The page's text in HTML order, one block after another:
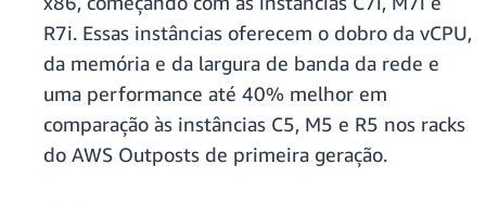
R7i. Essas instâncias oferecem o dobro da vCPU,
da memória e da largura de banda da rede e
uma performance até 40% melhor em
comparação às instâncias C5, M5 e R5 nos racks
do AWS Outposts de primeira geração.